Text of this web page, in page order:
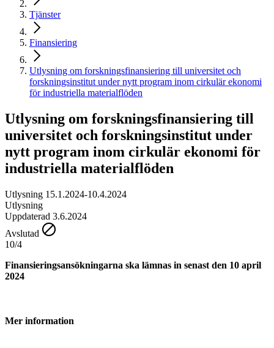
Tjänster
Finansiering
Utlysning om forskningsfinansiering till universitet och
forskningsinstitut under nytt program inom cirkulär ekonomi
för industriella materialflöden
Utlysning om forskningsfinansiering till
universitet och forskningsinstitut under
nytt program inom cirkulär ekonomi för
industriella materialflöden
Utlysning 15.1.2024-10.4.2024
Utlysning
Uppdaterad 3.6.2024
Avslutad
10/4
Finansieringsansökningarna ska lämnas in senast den 10 april
2024
Mer information